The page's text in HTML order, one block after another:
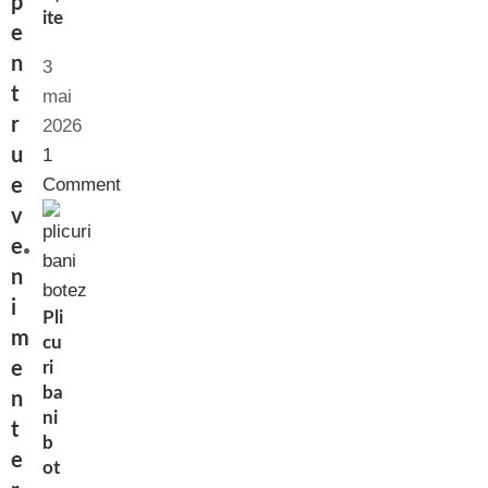
e
n
t
r
u
e
v
e
n
i
m
e
n
t
e
ite
3
mai
2026
1
Comment
Pli
cu
ri
ba
ni
b
ot